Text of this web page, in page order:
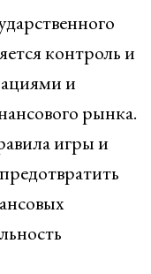
контроль и
и
рынка.
игры и